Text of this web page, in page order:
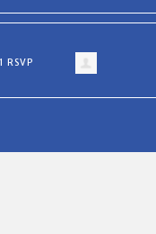
1 RSVP